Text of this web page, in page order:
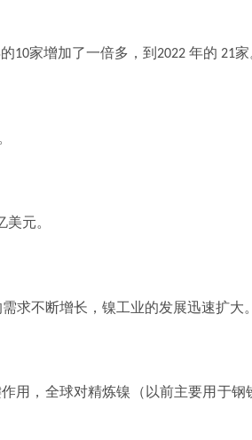
10家增加了一倍多，到 2022 年的 21
美元。
需求不断增长，镍工业的发展迅速扩大
用，全球对精炼镍（以前主要用于钢